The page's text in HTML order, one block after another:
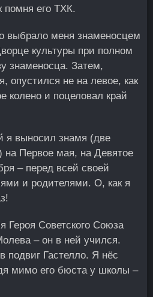
помня его ТХК.
выбрало меня знаменосцем
культуры при полном
знаменосца. Затем,
опустился не на левое, как
колено и поцеловал край
я выносил знамя (две
на Первое мая, на Девятое
– перед всей своей
и родителями. О, как я
Героя Советского Союза
– он в ней учился.
подвиг Гастелло. Я нёс
мимо его бюста у школы –